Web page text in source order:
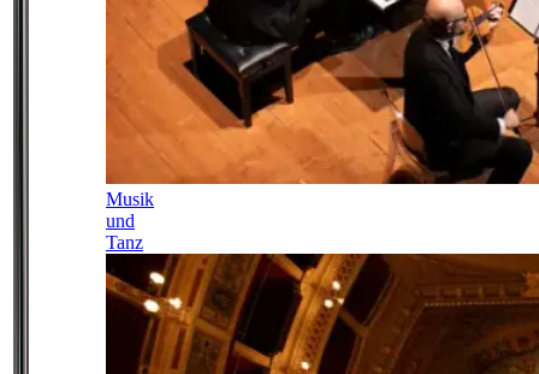
Musik
und
Tanz